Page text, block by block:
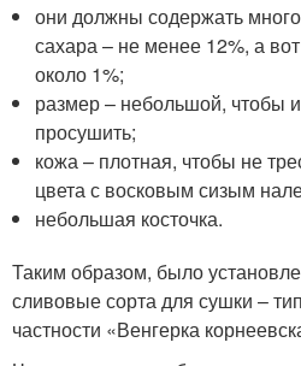
они должны содержать
сахара – не менее 12%, а
около 1%;
размер – небольшой, чтобы
просушить;
кожа – плотная, чтобы не
цвета с восковым сизым
небольшая косточка.
Таким образом, было
сливовые сорта для сушки –
частности «Венгерка